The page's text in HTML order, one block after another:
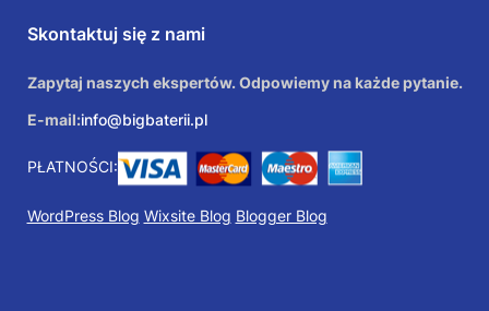
Skontaktuj się z nami
Zapytaj naszych ekspertów. Odpowiemy na każde pytanie.
E-mail:info@bigbaterii.pl
PŁATNOŚCI:
WordPress Blog Wixsite Blog Blogger Blog